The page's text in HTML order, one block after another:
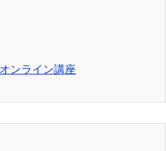
ンライン講座